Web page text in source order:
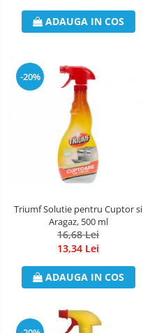
ADAUGA IN COS
-20%
Triumf Solutie pentru Cuptor si
Aragaz, 500 ml
16,68 Lei
13,34 Lei
ADAUGA IN COS